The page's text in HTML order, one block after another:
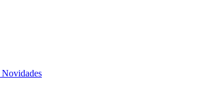
Novidades